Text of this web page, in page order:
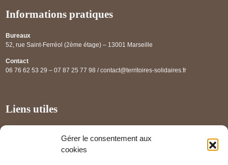
Gérer le consentement aux
cookies
Informations pratiques
Bureaux
52, rue Saint-Ferréol (2ème étage) – 13001 Marseille
Contact
06 76 62 53 29 – 07 87 25 77 98 / contact@territoires-solidaires.fr
Liens utiles
Panorama des projets